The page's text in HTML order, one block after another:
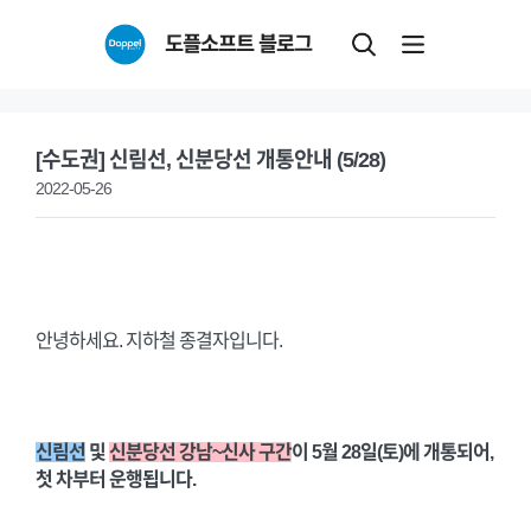
도플소프트 블로그
[수도권] 신림선, 신분당선 개통안내 (5/28)
2022-05-26
안녕하세요. 지하철 종결자입니다.
신림선 및 신분당선 강남~신사 구간이 5월 28일(토)에 개통되어,
첫 차부터 운행됩니다.